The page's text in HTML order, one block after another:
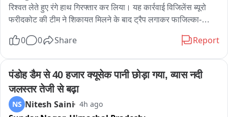
रिश्वत लेते हुए रंगे हाथ गिरफ्तार कर लिया। यह कार्रवाई विजिलेंस ब्यूरो
फरीदकोट की टीम ने शिकायत मिलने के बाद ट्रैप लगाकर फाजिल्का-
पास दो पक्षों के बीच करीब 11-12 लाख रुपये के लेनदेन का मामला पहुंचा
और मामला उनके पक्ष में निपटाने का भरोसा देकर रिश्वत की मांग की। जब
रिश्वत की रकम देने का समय आया तो संबंधित पक्ष ने विजिलेंस ब्यूरो
फरीदकोट को शिकायत दे दी। शिकायत के आधार पर विजिलेंस टीम ने
योजनाबद्ध तरीके से ट्रैप लगाया और आरोपी ASI को कथित तौर पर 40
0 0 Share Report
पंडोह डैम से 40 हजार क्यूसेक पानी छोड़ा गया, व्यास नदी
जलस्तर तेजी से बढ़ा
NS Nitesh Saini 4h ago